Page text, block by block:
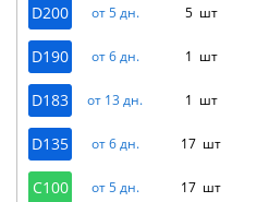
D200 от 5 дн. 5 шт
D190 от 6 дн. 1 шт
D183 от 13 дн. 1 шт
D135 от 6 дн. 17 шт
C100 от 5 дн. 17 шт